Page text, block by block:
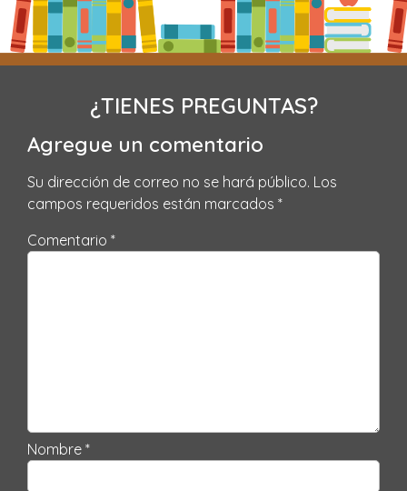
¿TIENES PREGUNTAS?
Agregue un comentario
Su dirección de correo no se hará público. Los
campos requeridos están marcados *
Comentario *
Nombre *